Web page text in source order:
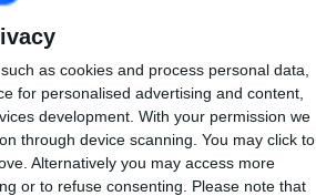
as cookies and process personal data,
for personalised advertising and content,
development. With your permission we
through device scanning. You may click to
Alternatively you may access more
or to refuse consenting.
Please note that
YHTEENSÄ
4
CANALES
equipos